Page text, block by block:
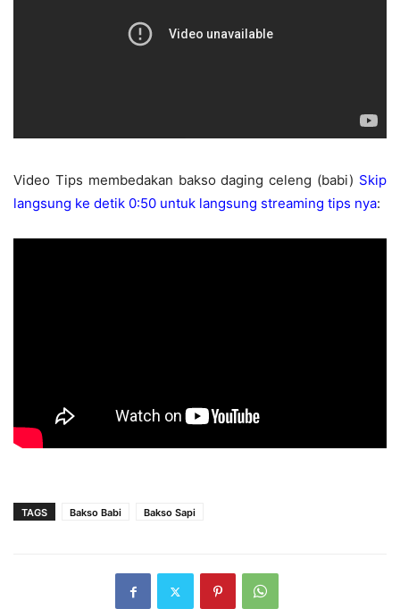
Video Tips membedakan bakso daging celeng (babi) Skip
langsung ke detik 0:50 untuk langsung streaming tips nya:
TAGS Bakso Babi Bakso Sapi